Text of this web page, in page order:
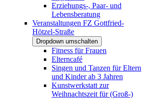
Erziehungs-, Paar- und
Lebensberatung
Veranstaltungen FZ Gottfried-
Hötzel-Straße
Dropdown umschalten
Fitness für Frauen
Elterncafé
Singen und Tanzen für Eltern
und Kinder ab 3 Jahren
Kunstwerkstatt zur
Weihnachtszeit für (Groß-)